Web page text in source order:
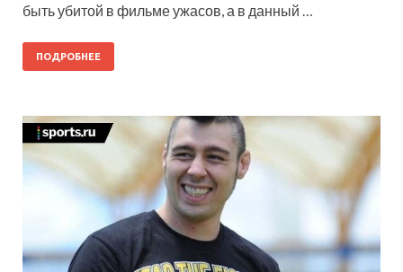
быть убитой в фильме ужасов, а в данный …
ПОДРОБНЕЕ